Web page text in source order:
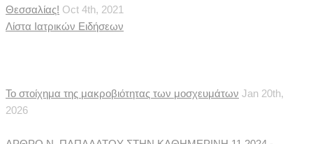
Θεσσαλίας! Oct 4th, 2021
Λίστα Ιατρικών Ειδήσεων
Το στοίχημα της μακροβιότητας των μοσχευμάτων Jan 20th,
2026